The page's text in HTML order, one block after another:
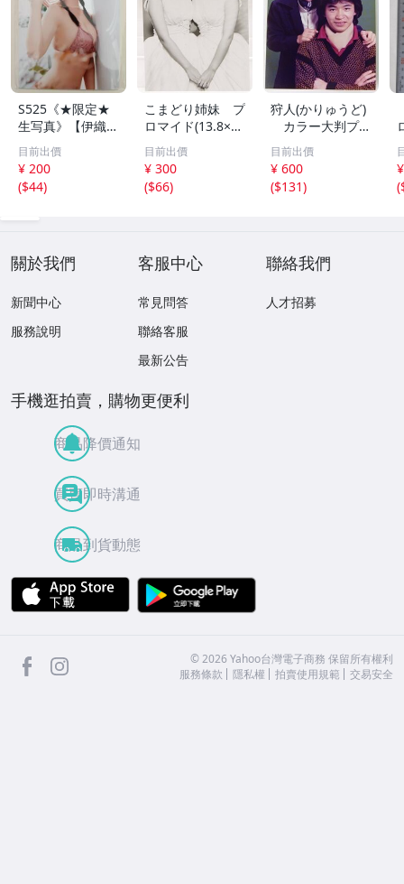
S525《★限定★
生写真》【伊織も
え】ビッグコミッ
クスピリッツ 202
6年8月3日号 ★セ
ブンネット限定特
目前出價
¥ 200
($44)
こまどり姉妹 プ
ロマイド(13.8×8.
5cm) 1枚●bn.4
6
目前出價
¥ 300
($66)
狩人(かりゅうど)
カラー大判プロ
マイド(18×13cm)
1枚●bn.48
目前出價
¥ 600
($131)
(
關於我們
新聞中心
服務說明
客服中心
常見問答
聯絡客服
最新公告
聯絡我們
人才招募
手機逛拍賣，購物更便利
商品降價通知
買賣即時溝通
商品到貨動態
APP Store
facebook ©2026 Yahoo台灣電子商務 保留所有權利
服務條款
隱私權 拍賣使用規範 交易安全